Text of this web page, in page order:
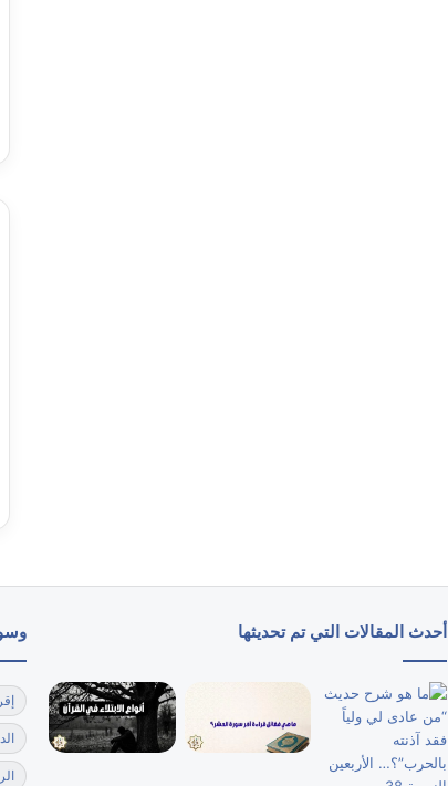
أحدث المقالات التي تم تحديثها